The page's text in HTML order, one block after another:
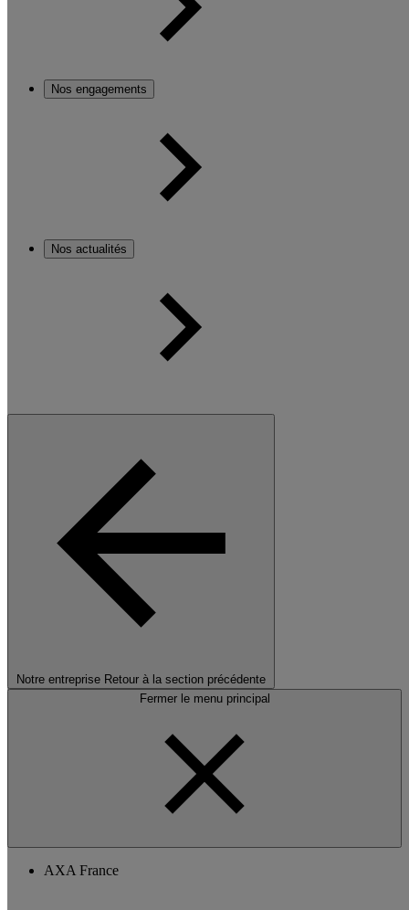
Nos engagements
Nos actualités
Notre entreprise Retour à la section précédente
Fermer le menu principal
AXA France